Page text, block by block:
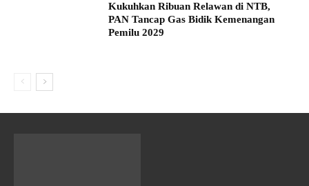
Kukuhkan Ribuan Relawan di NTB,
PAN Tancap Gas Bidik Kemenangan
Pemilu 2029